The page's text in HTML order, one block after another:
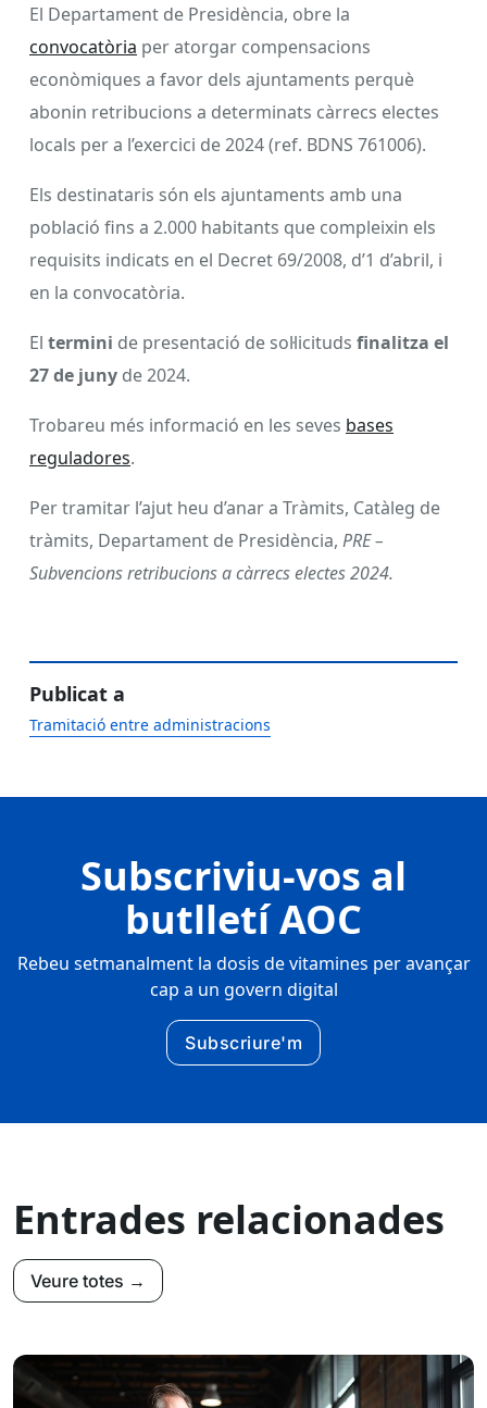
El Departament de Presidència, obre la
convocatòria per atorgar compensacions
econòmiques a favor dels ajuntaments perquè
abonin retribucions a determinats càrrecs electes
locals per a l’exercici de 2024 (ref. BDNS 761006).
Els destinataris són els ajuntaments amb una
població fins a 2.000 habitants que compleixin els
requisits indicats en el Decret 69/2008, d’1 d’abril, i
en la convocatòria.
El termini de presentació de sol·licituds finalitza el
27 de juny de 2024.
Trobareu més informació en les seves bases
reguladores.
Per tramitar l’ajut heu d’anar a Tràmits, Catàleg de
tràmits, Departament de Presidència, PRE –
Subvencions retribucions a càrrecs electes 2024.
Publicat a
Tramitació entre administracions
Subscriviu-vos al
butlletí AOC
Rebeu setmanalment la dosis de vitamines per avançar
cap a un govern digital
Subscriure'm
Entrades relacionades
Veure totes →